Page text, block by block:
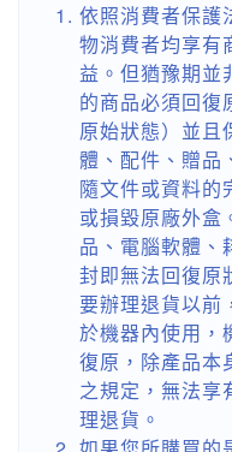
依照消費者保護
物消費者均享有
益。但猶豫期並
的商品必須回復
原始狀態）並且
體、配件、贈品
隨文件或資料的
或損毀原廠外盒
品、電腦軟體、
封即無法回復原
要辦理退貨以前
於機器內使用，
復原，除產品本
之規定，無法享
理退貨。